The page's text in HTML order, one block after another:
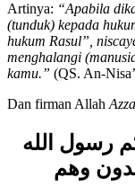
Artinya: “Apabila
(tunduk) kepada
hukum Rasul”,
menghalangi
رسول الله
وهم